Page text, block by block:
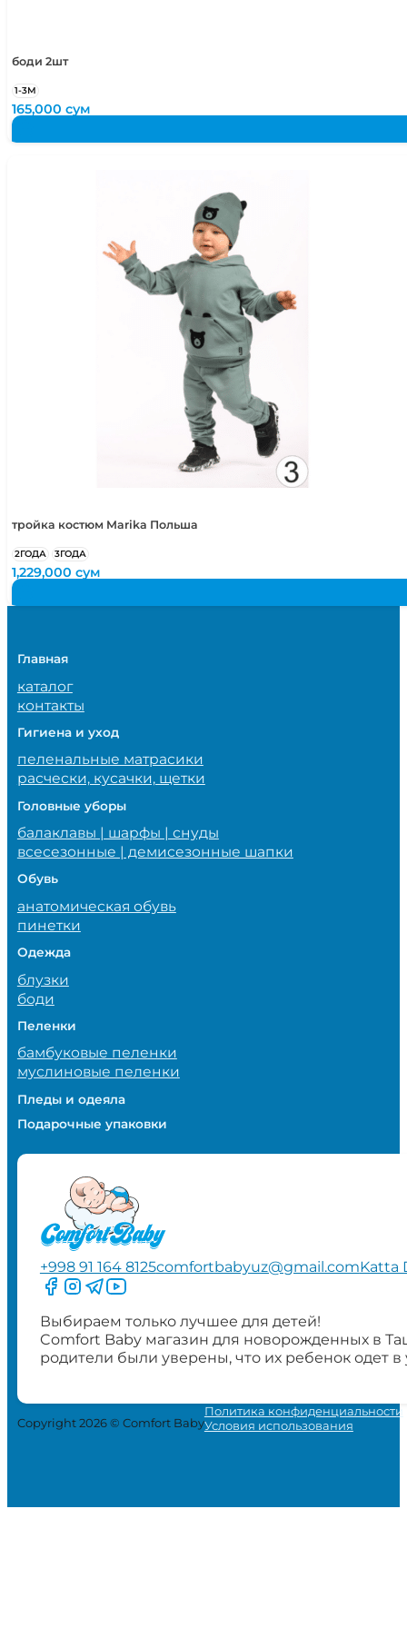
боди 2шт
1-3М
165,000сум
тройка костюм Marika Польша
2ГОДА 3ГОДА
1,229,000сум
Главная
каталог
контакты
Гигиена и уход
пеленальные матрасики
расчески, кусачки, щетки
Головные уборы
балаклавы | шарфы | снуды
всесезонные | демисезонные шапки
Обувь
анатомическая обувь
пинетки
Одежда
блузки
боди
Пеленки
бамбуковые пеленки
муслиновые пеленки
Пледы и одеяла
Подарочные упаковки
+998 91 164 8125comfortbabyuz@gmail.comKatta
Следите за нами на Facebook
Следите за нами в Instagram
Следите за нами в Telegram
Следите за нами в YouTube
Выбираем только лучшее для детей!
Comfort Baby магазин для новорожденных в
родители были уверены, что их ребенок одет
Copyright 2026 © Comfort Baby
Политика конфиденциальности
Условия использования